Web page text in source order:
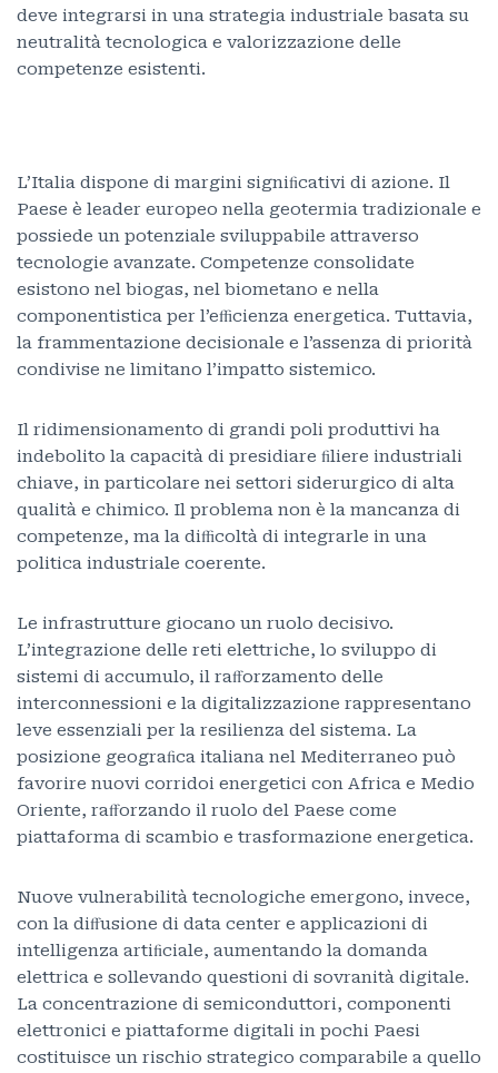
deve integrarsi in una strategia industriale basata su
neutralità tecnologica e valorizzazione delle
competenze esistenti.
L’Italia dispone di margini signiﬁcativi di azione. Il
Paese è leader europeo nella geotermia tradizionale e
possiede un potenziale sviluppabile attraverso
tecnologie avanzate. Competenze consolidate
esistono nel biogas, nel biometano e nella
componentistica per l’eﬃcienza energetica. Tuttavia,
la frammentazione decisionale e l’assenza di priorità
condivise ne limitano l’impatto sistemico.
Il ridimensionamento di grandi poli produttivi ha
indebolito la capacità di presidiare ﬁliere industriali
chiave, in particolare nei settori siderurgico di alta
qualità e chimico. Il problema non è la mancanza di
competenze, ma la diﬃcoltà di integrarle in una
politica industriale coerente.
Le infrastrutture giocano un ruolo decisivo.
L’integrazione delle reti elettriche, lo sviluppo di
sistemi di accumulo, il raﬀorzamento delle
interconnessioni e la digitalizzazione rappresentano
leve essenziali per la resilienza del sistema. La
posizione geograﬁca italiana nel Mediterraneo può
favorire nuovi corridoi energetici con Africa e Medio
Oriente, raﬀorzando il ruolo del Paese come
piattaforma di scambio e trasformazione energetica.
Nuove vulnerabilità tecnologiche emergono, invece,
con la diﬀusione di data center e applicazioni di
intelligenza artiﬁciale, aumentando la domanda
elettrica e sollevando questioni di sovranità digitale.
La concentrazione di semiconduttori, componenti
elettronici e piattaforme digitali in pochi Paesi
costituisce un rischio strategico comparabile a quello